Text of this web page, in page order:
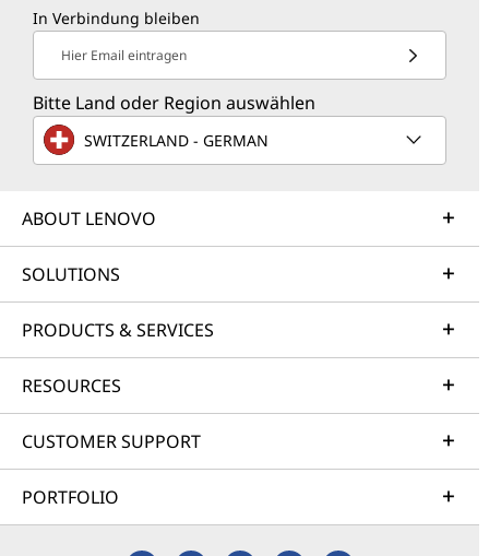
In Verbindung bleiben
Hier Email eintragen
Bitte Land oder Region auswählen
SWITZERLAND - GERMAN
ABOUT LENOVO
SOLUTIONS
PRODUCTS & SERVICES
RESOURCES
CUSTOMER SUPPORT
PORTFOLIO